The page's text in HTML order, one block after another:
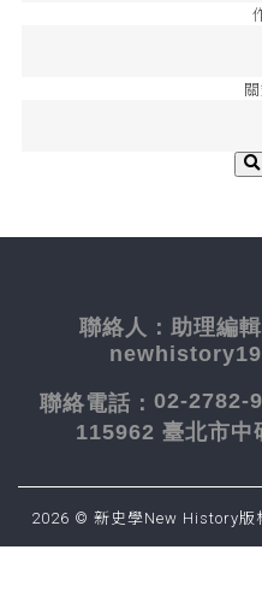
聯絡人： 助理編
聯絡電話： 02-2782-
115962 臺北市中
2026 © 新史學New History版